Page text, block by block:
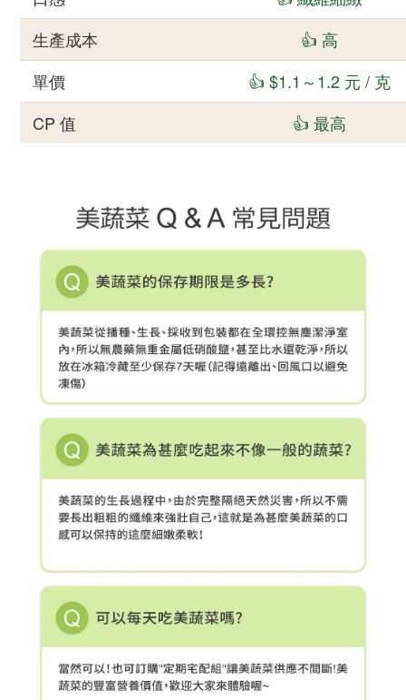
生產成本
👍 高
單價
👍 $1.1～1.2 元 / 克
CP 值
👍 最高